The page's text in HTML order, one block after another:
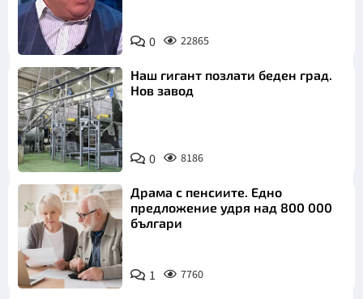
Снимка: БНТ 0 22865
Наш гигант позлати беден град.
Нов завод
0 8186
Драма с пенсиите. Едно
предложение удря над 800 000
българи
1 7760